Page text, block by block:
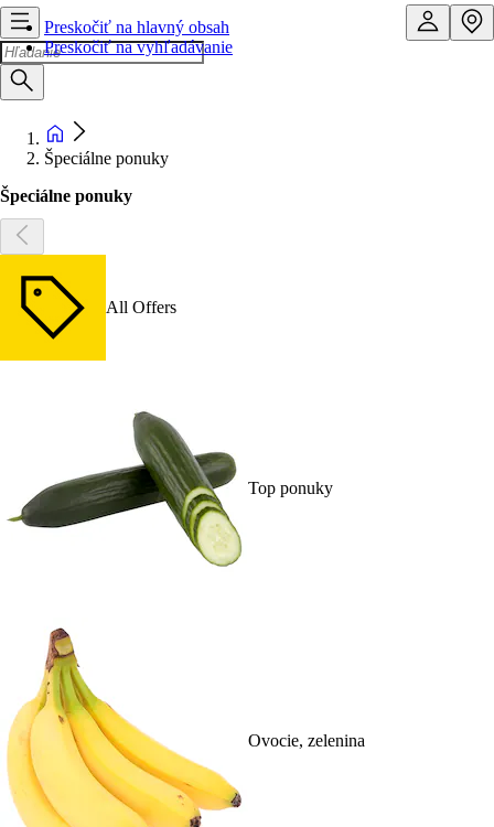
Preskočiť na hlavný obsah
Preskočiť na vyhľadávanie
Špeciálne ponuky
Špeciálne ponuky
All Offers
Top ponuky
Ovocie, zelenina